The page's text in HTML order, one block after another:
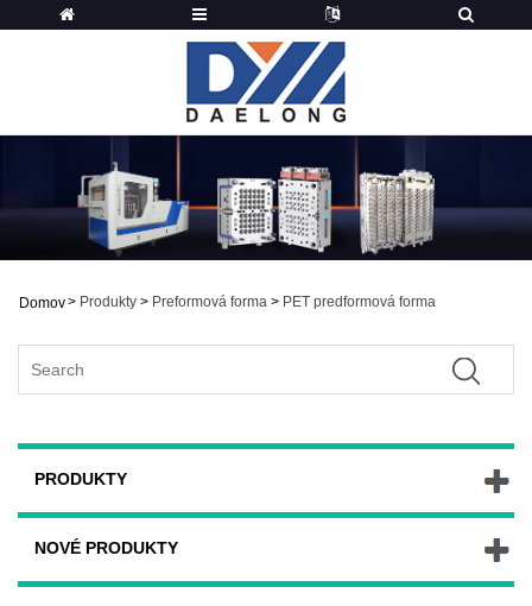
Domov> Produkty > Preformová forma > PET predformová forma
PRODUKTY
NOVÉ PRODUKTY